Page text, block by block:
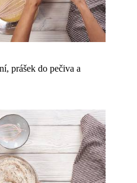
prášek do pečiva a